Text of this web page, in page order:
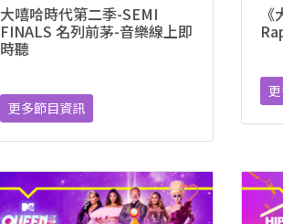
大嘻哈時代第二季-SEMI
FINALS 名列前茅-音樂線上即
時聽
更多節目資訊